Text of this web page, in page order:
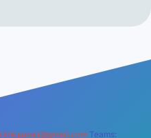
m elexbet
Teams: